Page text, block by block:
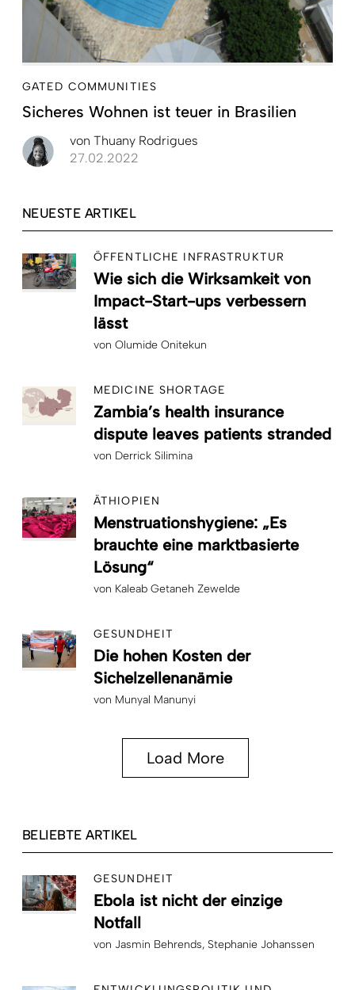
GATED COMMUNITIES
Sicheres Wohnen ist teuer in Brasilien
von Thuany Rodrigues
27.02.2022
NEUESTE ARTIKEL
ÖFFENTLICHE INFRASTRUKTUR
Wie sich die Wirksamkeit von
Impact-Start-ups verbessern
lässt
von Olumide Onitekun
MEDICINE SHORTAGE
Zambia’s health insurance
dispute leaves patients stranded
von Derrick Silimina
ÄTHIOPIEN
Menstruationshygiene: „Es
brauchte eine marktbasierte
Lösung“
von Kaleab Getaneh Zewelde
GESUNDHEIT
Die hohen Kosten der
Sichelzellenanämie
von Munyal Manunyi
Load More
BELIEBTE ARTIKEL
GESUNDHEIT
Ebola ist nicht der einzige
Notfall
von Jasmin Behrends Stephanie Johanssen